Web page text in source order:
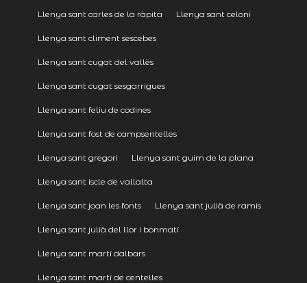
Llenya sant carles de la ràpita Llenya sant celoni
Llenya sant climent sescebes
Llenya sant cugat del vallès
Llenya sant cugat sesgarrigues
Llenya sant feliu de codines
Llenya sant fost de campsentelles
Llenya sant gregori Llenya sant guim de la plana
Llenya sant iscle de vallalta
Llenya sant joan les fonts Llenya sant julià de ramis
Llenya sant julià del llor i bonmatí
Llenya sant martí dalbars
Llenya sant martí de centelles